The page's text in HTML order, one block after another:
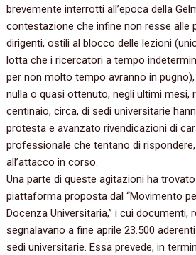
brevemente interrotti all’epoca della
contestazione che infine non resse alle
dirigenti, ostili al blocco delle lezioni
lotta che i ricercatori a tempo
per non molto tempo avranno in
nulla o quasi ottenuto, negli ultimi mesi,
centinaio, circa, di sedi universitarie
protesta e avanzato rivendicazioni di
professionale che tentano di
all’attacco in corso.
Una parte di queste agitazioni ha
piattaforma proposta dal “Movimento
Docenza Universitaria,” i cui documenti,
segnalavano a fine aprile 23.500
sedi universitarie. Essa prevede, in